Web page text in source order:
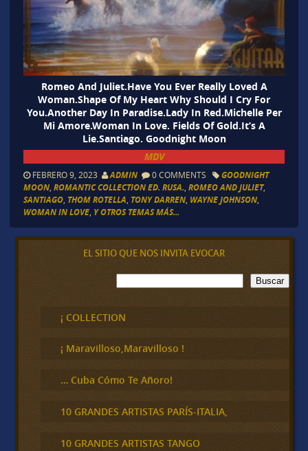
Romeo And Juliet.Have You Ever Really Loved A
Woman.Shape Of My Heart Why Should I Cry For
You.Another Day In Paradise.Lady In Red.Michelle Per
Mi Amore.Woman In Love. Fields Of Gold.It’s A
Lie.Santiago. Goodnight Moon
MDV
FEBRERO 9, 2023 ADMIN 0 COMMENTS
GOODNIGHT
MOON, ROMANTIC COLLECTION ED. RUSA. ROMEO AND JULIET,
SANTIAGO, THOM ROTELLA TONY DARREN, WAYNE JOHNSON,
WOMAN IN LOVE, Y OTROS TEMAS MÁS...
EL SITIO QUE NOS INVITA EVOCAR
B
u
c
a
Buscar
¡ COLLECTION
¡ Maravilloso,Maravilloso !
… Cuba Cómo Te Añoro!
10 GRANDES ARTISTAS PARÍS-ITALIA,
10 GRANDES ARTISTAS TANGO